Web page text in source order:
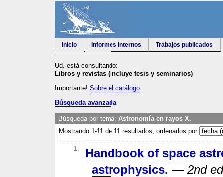
Inicio Informes internos Trabajos publicados
Ud. está consultando:
Libros y revistas (incluye tesis y seminarios)
Importante! Sobre el catálogo
Búsqueda avanzada
Búsqueda por tema: Astronomía en rayos X.
Mostrando 1-11 de 11 resultados, ordenados por
1.
Handbook of space
astrophysics. — 2nd